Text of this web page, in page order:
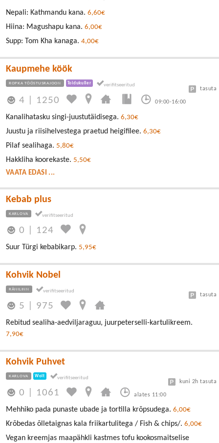
Nepali: Kathmandu kana. 6,60€
Hiina: Magushapu kana. 6,00€
Supp: Tom Kha kanaga. 4,00€
Kaupmehe köök
ROPKA TÖÖSTUSRAJOON Toidukuller
4 1250 09:00-16:00
tasuta
Kanalihatasku singi-juustutäidisega. 6,30€
Juustu ja riisihelvestega praetud heigifilee. 6,30€
Pilaf sealihaga. 5,80€
Hakkliha koorekaste. 5,50€
VAATA EDASI ...
Kebab plus
KARLOVA
0 124
Suur Türgi kebabikarp. 5,95€
Kohvik Nobel
RÄNILINN
5 975
tasuta
Rebitud sealiha-aedviljaraguu, juurpeterselli-kartulikreem.
7,90€
Kohvik Puhvet
KARLOVA Wolt
0 1061 alates 11:00
kuni 2h tasuta
Mehhiko pada punaste ubade ja tortilla krõpsudega. 6,00€
Krõbedas õlletaignas kala friikartulitega / Fish & chips/. 6,00€
Vegan kreemjas maapähkli kastmes tofu kookosmaitselise